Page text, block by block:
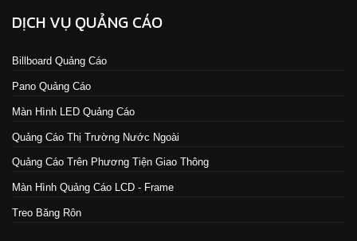
DỊCH VỤ QUẢNG CÁO
Billboard Quảng Cáo
Pano Quảng Cáo
Màn Hình LED Quảng Cáo
Quảng Cáo Thị Trường Nước Ngoài
Quảng Cáo Trên Phương Tiện Giao Thông
Màn Hình Quảng Cáo LCD - Frame
Treo Băng Rôn